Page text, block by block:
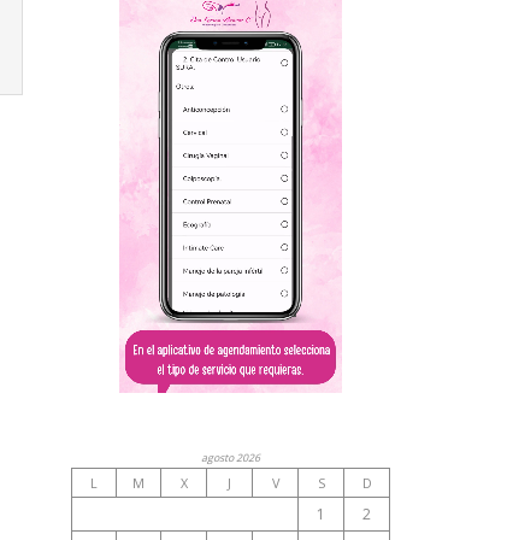
agosto 2026
L M X J V S D
1
2